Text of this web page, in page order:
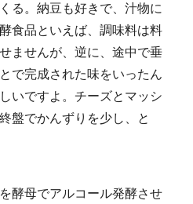
る。納豆も好きで、汁物に
食品といえば、調味料は料
ませんが、逆に、途中で垂
で完成された味をいったん
いですよ。チーズとマッシ
盤でかんずりを少し、と
酵母でアルコール発酵させ